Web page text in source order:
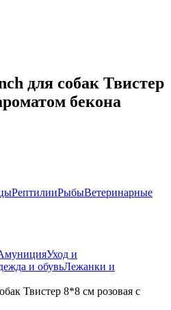
для собак Твистер
бекона
РептилииРыбыВетеринарные
Уход и
и обувьЛежанки и
Твистер 8*8 см розовая с